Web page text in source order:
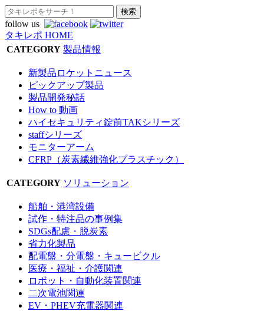
follow us
タキレポ HOME
CATEGORY 製品情報
新製品ロケットニュース
ピックアップ製品
製品開発秘話
How to 動画
ハイセキュリティ錠前TAKシリーズ
staffシリーズ
モニターアーム
CFRP（炭素繊維強化プラスチック）
CATEGORY ソリューション
船舶・港湾設備
試作・特注品の事例集
SDGs配慮・脱炭素
省力化製品
配電盤・分電盤・キュービクル
医療・福祉・介護関連
ロボット・自動化装置関連
二次電池関連
EV・PHEV充電器関連